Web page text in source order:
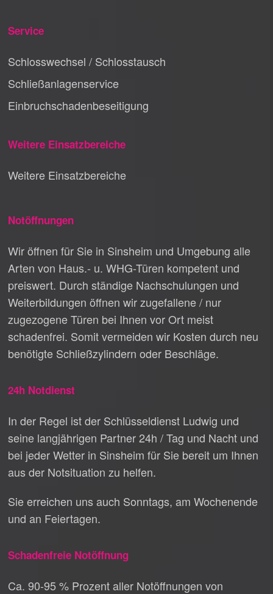
Service
Schlosswechsel / Schlosstausch
Schließanlagenservice
Einbruchschadenbeseitigung
Weitere Einsatzbereiche
Weitere Einsatzbereiche
Notöffnungen
Wir öffnen für Sie in Sinsheim und Umgebung alle
Arten von Haus.- u. WHG-Türen kompetent und
preiswert. Durch ständige Nachschulungen und
Weiterbildungen öffnen wir zugefallene / nur
zugezogene Türen bei Ihnen vor Ort meist
schadenfrei. Somit vermeiden wir Kosten durch neu
benötigte Schließzylindern oder Beschläge.
24h Notdienst
In der Regel ist der Schlüsseldienst Ludwig und
seine langjährigen Partner 24h / Tag und Nacht und
bei jeder Wetter in Sinsheim für Sie bereit um Ihnen
aus der Notsituation zu helfen.
Sie erreichen uns auch Sonntags, am Wochenende
und an Feiertagen.
Schadenfreie Notöffnung
Ca. 90-95 % Prozent aller Notöffnungen von